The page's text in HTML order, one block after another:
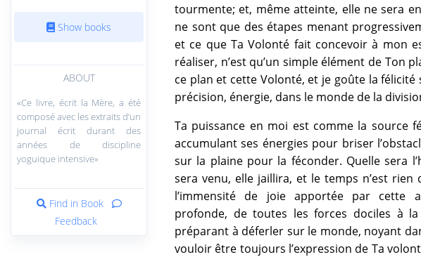
Show books
ABOUT
«Ce livre, écrit la Mère, a été
composé avec les extraits d’un
journal écrit durant des
années de discipline
yoguique intensive»
Find in Book
Feedback
tourmente; et, même atteinte, elle ne sera
ne sont que des étapes menant
et ce que Ta Volonté fait concevoir à mon
réaliser, n’est qu’un simple élément de Ton
ce plan et cette Volonté, et je goûte la
précision, énergie, dans le monde de la
Ta puissance en moi est comme la source
accumulant ses énergies pour briser
sur la plaine pour la féconder. Quelle sera
sera venu, elle jaillira, et le temps n’est
l’immensité de joie apportée par cette
profonde, de toutes les forces dociles à
préparant à déferler sur le monde, noyant
vouloir être toujours l’expression de Ta